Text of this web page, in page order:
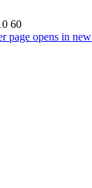
60
page opens in